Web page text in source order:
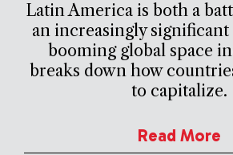
Latin America is both a
an increasingly
booming global space
breaks down how
to capitalize.
Read More